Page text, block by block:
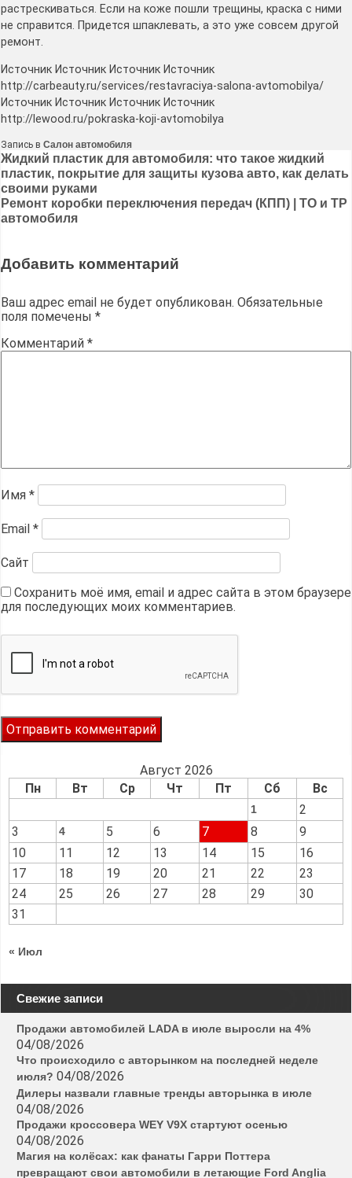
растрескиваться. Если на коже пошли трещины, краска с ними
не справится. Придется шпаклевать, а это уже совсем другой
ремонт.
Источник Источник Источник Источник
http://carbeauty.ru/services/restavraciya-salona-avtomobilya/
Источник Источник Источник Источник
http://lewood.ru/pokraska-koji-avtomobilya
Запись в Салон автомобиля
Навигация
по
записям
Жидкий пластик для автомобиля: что такое жидкий
пластик, покрытие для защиты кузова авто, как делать
своими руками
Ремонт коробки переключения передач (КПП) | ТО и ТР
автомобиля
Добавить комментарий
Ваш адрес email не будет опубликован. Обязательные
поля помечены *
Комментарий *
Имя *
Email *
Сайт
Сохранить моё имя, email и адрес сайта в этом браузере
для последующих моих комментариев.
Август 2026
Пн
Вт Ср Чт Пт Сб Вс
1
2
3
4 5 6 7 8
9
10
11 12 13 14 15
16
17
18 19 20 21 22
23
24
25 26 27 28 29
30
31
« Июл
Свежие записи
Продажи автомобилей LADA в июле выросли на 4%
04/08/2026
Что происходило с авторынком на последней неделе
июля? 04/08/2026
Дилеры назвали главные тренды авторынка в июле
04/08/2026
Продажи кроссовера WEY V9X стартуют осенью
04/08/2026
Магия на колёсах: как фанаты Гарри Поттера
превращают свои автомобили в летающие Ford Anglia